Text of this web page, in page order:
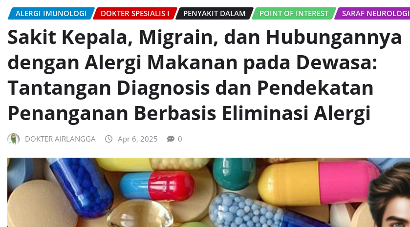
ALERGI IMUNOLOGI DOKTER SPESIALIS I PENYAKIT DALAM POINT OF INTEREST SARAF NEUROLOGI
Sakit Kepala, Migrain, dan Hubungannya
dengan Alergi Makanan pada Dewasa:
Tantangan Diagnosis dan Pendekatan
Penanganan Berbasis Eliminasi Alergi
DOKTER AIRLANGGA Apr 6, 2025 0